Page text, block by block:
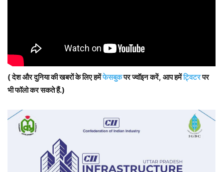
( देश और दुनिया की खबरों के लिए हमेंफेसबुकपर ज्वॉइन करें, आप हमेंट्विटरपर
भी फॉलो कर सकते हैं.)